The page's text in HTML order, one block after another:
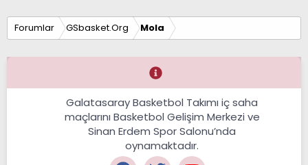
Forumlar GSbasket.Org Mola
Galatasaray Basketbol Takımı iç saha
maçlarını Basketbol Gelişim Merkezi ve
Sinan Erdem Spor Salonu’nda
oynamaktadır.